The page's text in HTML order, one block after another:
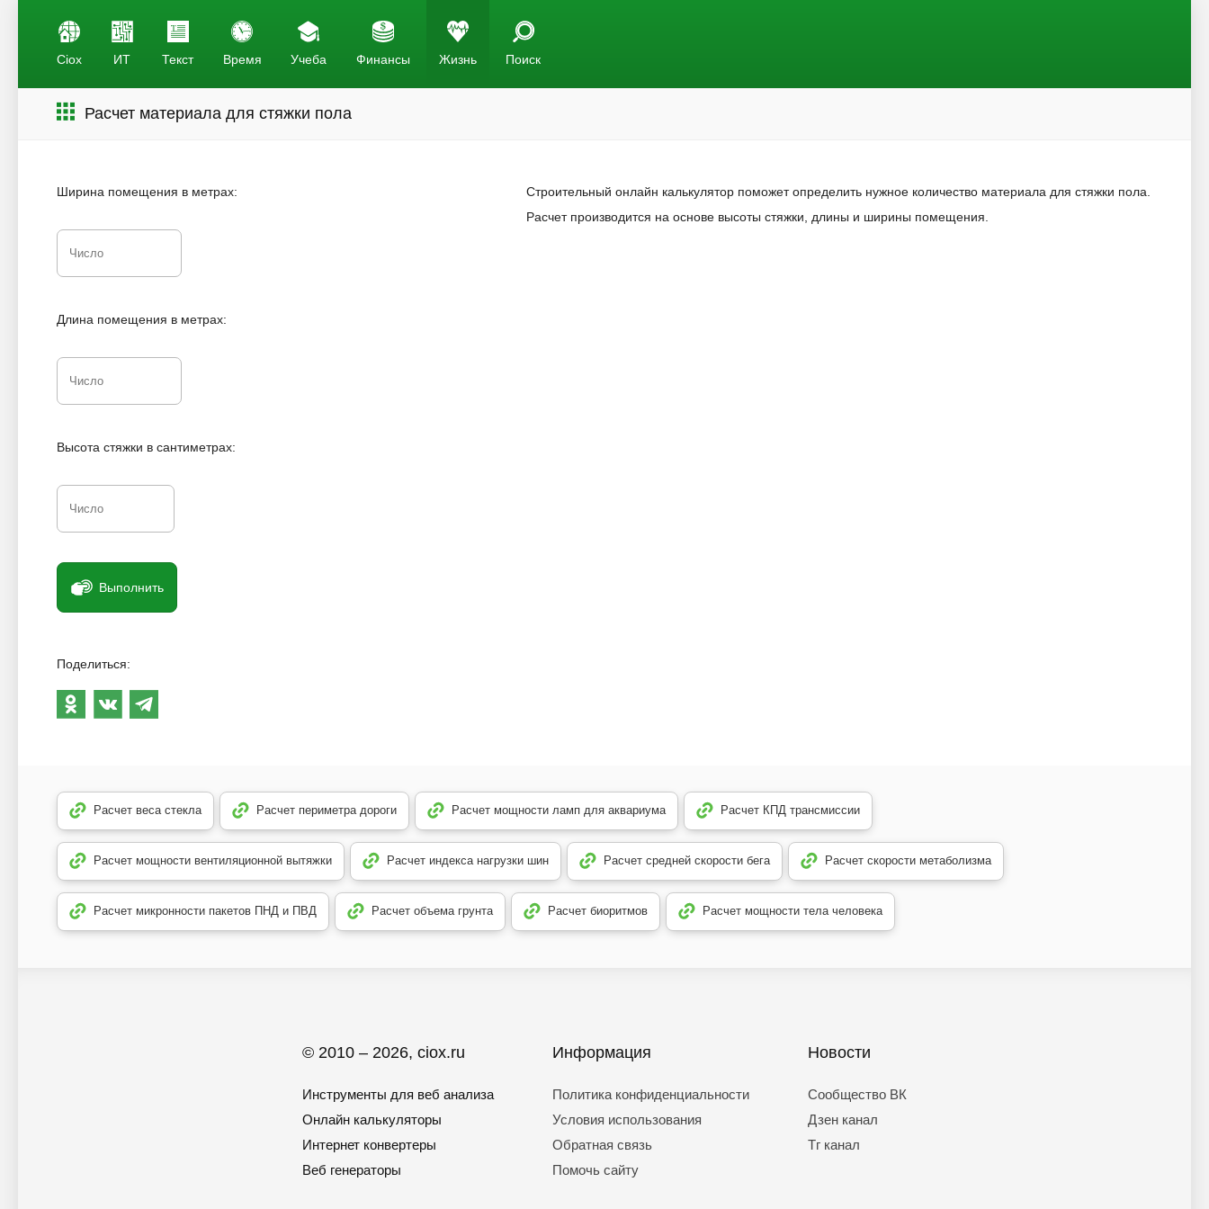
Ciox ИТ Текст Время Учеба Финансы Жизнь Поиск
Расчет материала для стяжки пола
Ширина помещения в метрах:
Длина помещения в метрах:
Высота стяжки в сантиметрах:
Выполнить
Поделиться:
Строительный онлайн калькулятор поможет определить нужное количество материала для стяжки пола.
Расчет производится на основе высоты стяжки, длины и ширины помещения.
Расчет веса стекла Расчет периметра дороги Расчет мощности ламп для аквариума Расчет КПД трансмиссии
Расчет мощности вентиляционной вытяжки Расчет индекса нагрузки шин Расчет средней скорости бега Расчет скорости метаболизма
Расчет микронности пакетов ПНД и ПВД Расчет объема грунта Расчет биоритмов Расчет мощности тела человека
© 2010 – 2026, ciox.ru
Инструменты для веб анализа
Онлайн калькуляторы
Интернет конвертеры
Веб генераторы
Информация
Политика конфиденциальности
Условия использования
Обратная связь
Помочь сайту
Новости
Сообщество ВК
Дзен канал
Тг канал